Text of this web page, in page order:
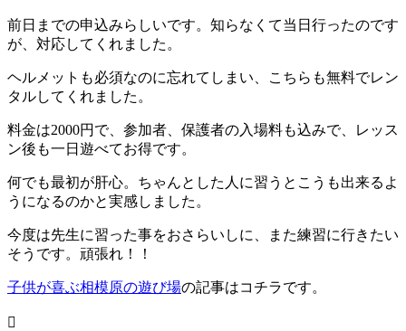
前日までの申込みらしいです。知らなくて当日行ったのです
が、対応してくれました。
ヘルメットも必須なのに忘れてしまい、こちらも無料でレン
タルしてくれました。
料金は2000円で、参加者、保護者の入場料も込みで、レッス
ン後も一日遊べてお得です。
何でも最初が肝心。ちゃんとした人に習うとこうも出来るよ
うになるのかと実感しました。
今度は先生に習った事をおさらいしに、また練習に行きたい
そうです。頑張れ！！
子供が喜ぶ相模原の遊び場の記事はコチラです。
